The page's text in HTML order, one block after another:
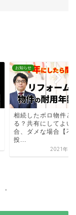
お知らせ
相続したボロ物件ど
る？共有にしてよい
合、ダメな場合【不
投...
2021年7